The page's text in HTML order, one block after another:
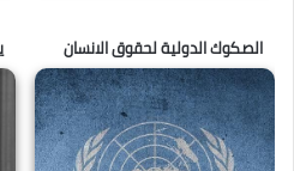
الصكوك الدولية لحقوق الانسان